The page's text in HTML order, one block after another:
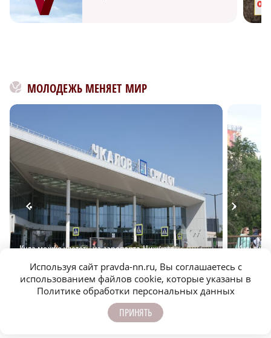
МОЛОДЕЖЬ МЕНЯЕТ МИР
Куда можно улететь из аэропорта Нижнего
Новгорода
Используя сайт pravda-nn.ru, Вы соглашаетесь с
использованием файлов cookie, которые указаны в
Политике обработки персональных данных
ПРИНЯТЬ